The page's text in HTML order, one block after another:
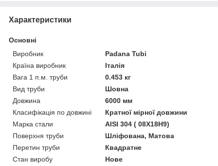
Характеристики
Основні
Виробник
Padana Tubi
Країна виробник
Італія
Вага 1 п.м. труби
0.453 кг
Вид труби
Шовна
Довжина
6000 мм
Класифікація по довжині
Кратної мірної довжини
Марка стали
AISI 304 ( 08Х18Н9)
Поверхня труби
Шліфована, Матова
Перетин труби
Квадратне
Стан виробу
Нове